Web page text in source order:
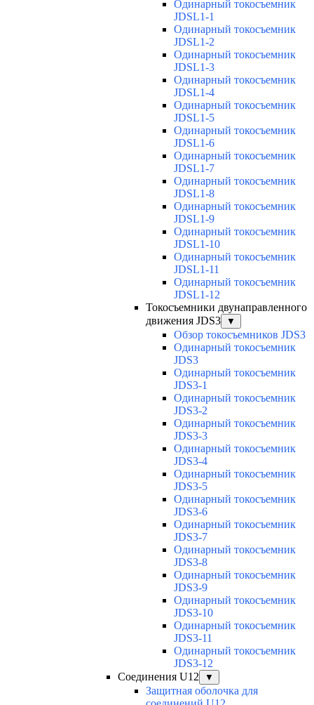
Одинарный токосъемник
JDSL1-1
Одинарный токосъемник
JDSL1-2
Одинарный токосъемник
JDSL1-3
Одинарный токосъемник
JDSL1-4
Одинарный токосъемник
JDSL1-5
Одинарный токосъемник
JDSL1-6
Одинарный токосъемник
JDSL1-7
Одинарный токосъемник
JDSL1-8
Одинарный токосъемник
JDSL1-9
Одинарный токосъемник
JDSL1-10
Одинарный токосъемник
JDSL1-11
Одинарный токосъемник
JDSL1-12
Токосъемники двунаправленного
движения JDS3
▼
Обзор токосъемников JDS3
Одинарный токосъемник
JDS3
Одинарный токосъемник
JDS3-1
Одинарный токосъемник
JDS3-2
Одинарный токосъемник
JDS3-3
Одинарный токосъемник
JDS3-4
Одинарный токосъемник
JDS3-5
Одинарный токосъемник
JDS3-6
Одинарный токосъемник
JDS3-7
Одинарный токосъемник
JDS3-8
Одинарный токосъемник
JDS3-9
Одинарный токосъемник
JDS3-10
Одинарный токосъемник
JDS3-11
Одинарный токосъемник
JDS3-12
Соединения U12
▼
Защитная оболочка для